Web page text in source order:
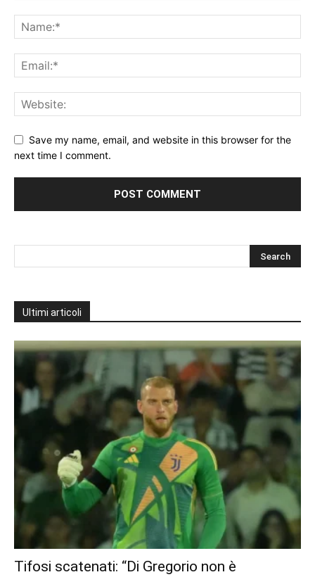
Save my name, email, and website in this browser for the
next time I comment.
Ultimi articoli
Tifosi scatenati: “Di Gregorio non è